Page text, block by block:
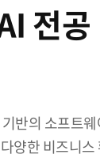
전공
반의 소프트
양한 비즈니